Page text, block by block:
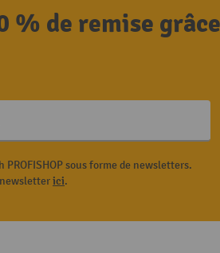
de remise
sous forme de newsletters.
ici.